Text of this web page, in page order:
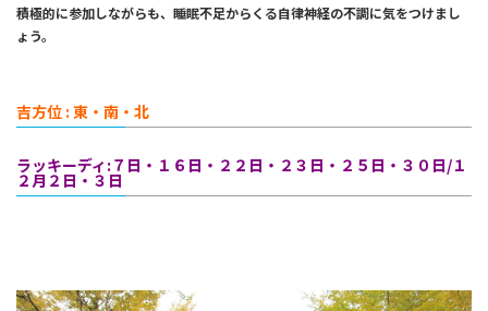
積極的に参加しながらも、睡眠不足からくる自律神経の不調に気をつけまし
ょう。
吉方位 : 東・南・北
ラッキーディ:７日・１６日・２２日・２３日・２５日・３０日/１
２月２日・３日